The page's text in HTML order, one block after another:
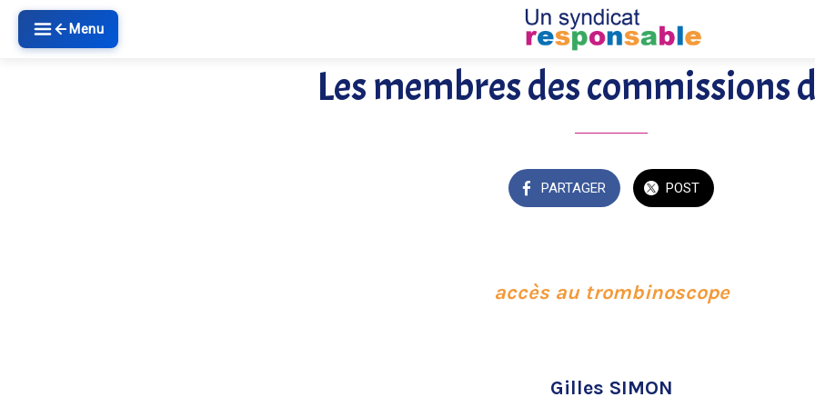
Menu
Les membres des commissions
PARTAGER POST
accès au trombinoscope
Gilles SIMON